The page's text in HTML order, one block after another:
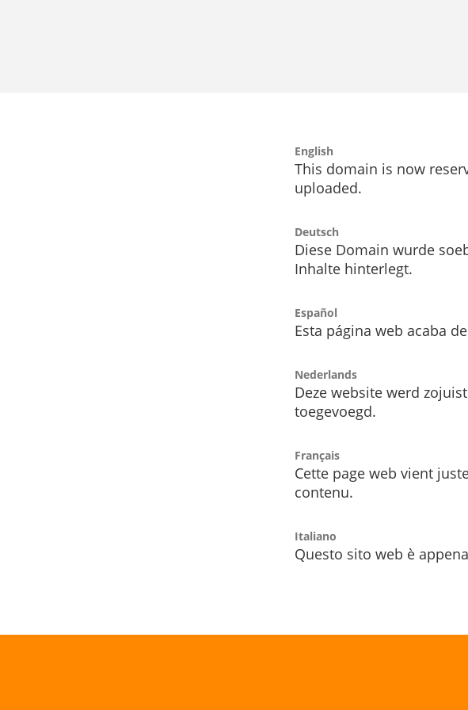
English
This domain is now
uploaded.
Deutsch
Diese Domain wurde
Inhalte hinterlegt.
Español
Esta página web acaba
Nederlands
Deze website werd
toegevoegd.
Français
Cette page web vient
contenu.
Italiano
Questo sito web è